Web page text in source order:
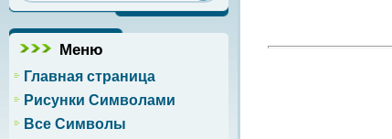
Меню
Главная страница
Рисунки Символами
Все Символы